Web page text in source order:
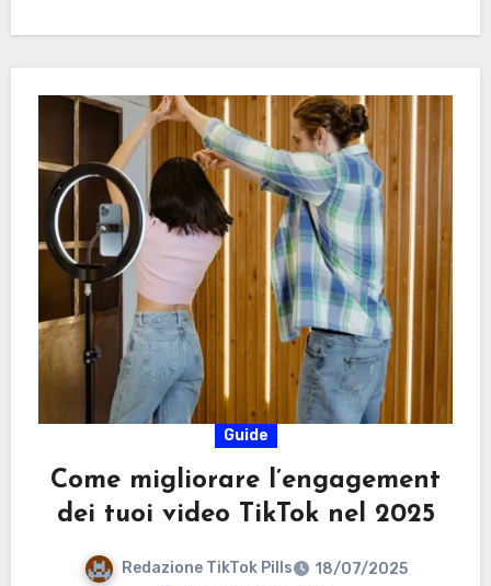
Guide
Come migliorare l’engagement
dei tuoi video TikTok nel 2025
Redazione TikTok Pills
18/07/2025